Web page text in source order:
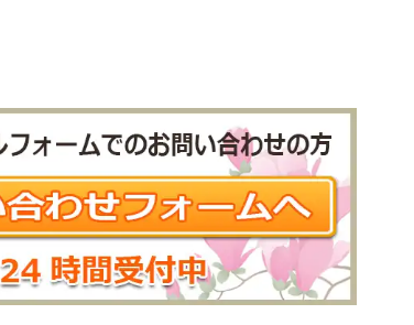
鼓、鼓、篠笛、笙など種類はさまざまで
す。さらに、同じ種類の和楽器であって
も、銘、素材、作家、流派、状態、付属
品の有無によって査定額は大きく変わり
ます。そのため、ひとことで「和楽器の
買取相場」といっても、楽器ごとの特徴
を分けて考えることが大切です。 この記
事で ...